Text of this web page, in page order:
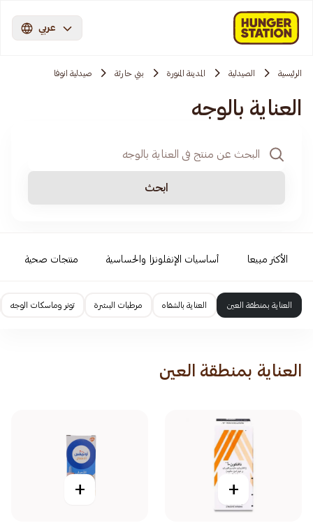
عربي
الرئيسية الصيدلية المدينة المنورة بني حارثة صيدلية انوفا
العناية بالوجه
ابحث
الأكثر مبيعا أساسيات الإنفلونزا والحساسية منتجات صحية
العناية بمنطقة العين العناية بالشفاه مرطبات البشرة تونر وماسكات الوجه
العناية بمنطقة العين
+
+